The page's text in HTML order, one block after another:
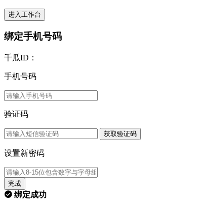
进入工作台
绑定手机号码
千瓜ID：
手机号码
验证码
获取验证码
设置新密码
完成
绑定成功